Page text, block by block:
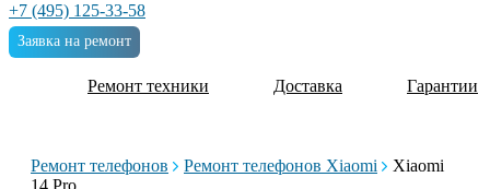
+7 (495) 125-33-58
Заявка на ремонт
Ремонт техники Доставка Гарантии
Ремонт телефонов Ремонт телефонов Xiaomi
Xiaomi
14 Pro